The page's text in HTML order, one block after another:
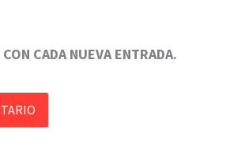
CADA NUEVA ENTRADA.